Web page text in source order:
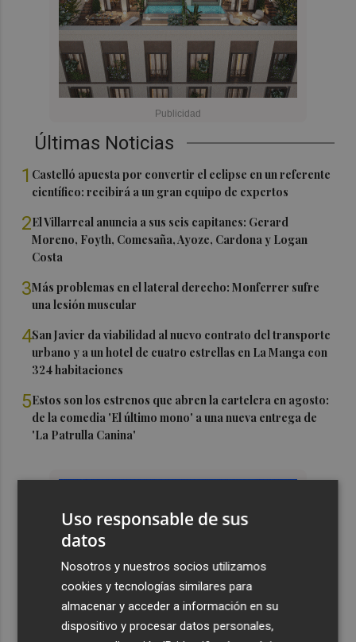
Últimas Noticias
1 Castelló apuesta por convertir el eclipse en un referente
científico: recibirá a un gran equipo de expertos
2El Villarreal anuncia a sus seis capitanes: Gerard
Moreno, Foyth, Comesaña, Ayoze, Cardona y Logan
Costa
3Más problemas en el lateral derecho: Monferrer sufre
una lesión muscular
4San Javier da viabilidad al nuevo contrato del transporte
urbano y a un hotel de cuatro estrellas en La Manga con
324 habitaciones
5Estos son los estrenos que abren la cartelera en agosto:
de la comedia 'El último mono' a una nueva entrega de
'La Patrulla Canina'
Uso responsable de sus
datos
Nosotros y nuestros socios utilizamos
cookies y tecnologías similares para
almacenar y acceder a información en su
dispositivo y procesar datos personales,